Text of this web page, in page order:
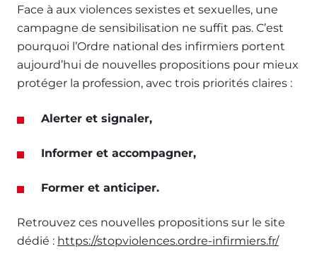
Face à aux violences sexistes et sexuelles, une
campagne de sensibilisation ne suffit pas. C’est
pourquoi l’Ordre national des infirmiers portent
aujourd’hui de nouvelles propositions pour mieux
protéger la profession, avec trois priorités claires :
Alerter et signaler,
Informer et accompagner,
Former et anticiper.
Retrouvez ces nouvelles propositions sur le site
dédié : https://stopviolences.ordre-infirmiers.fr/